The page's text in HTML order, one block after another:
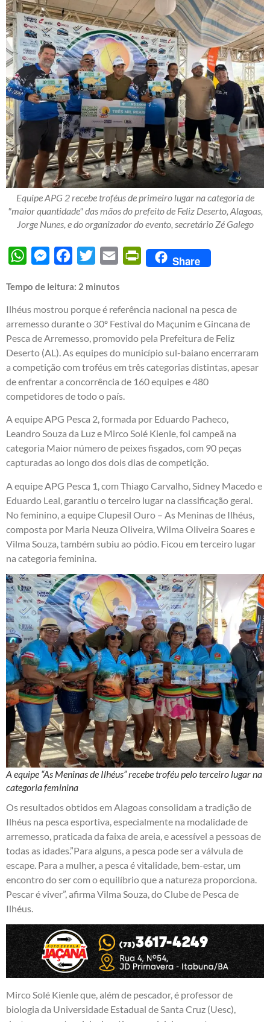
Equipe APG 2 recebe troféus de primeiro lugar na categoria de
"maior quantidade" das mãos do prefeito de Feliz Deserto, Alagoas,
Jorge Nunes, e do organizador do evento, secretário Zé Galego
WhatsAppMessengerFacebook
Twitter Email PrintFriendly
Share
Tempo de leitura: 2 minutos
Ilhéus mostrou porque é referência nacional na pesca de
arremesso durante o 30º Festival do Maçunim e Gincana de
Pesca de Arremesso, promovido pela Prefeitura de Feliz
Deserto (AL). As equipes do município sul-baiano encerraram
a competição com troféus em três categorias distintas, apesar
de enfrentar a concorrência de 160 equipes e 480
competidores de todo o país.
A equipe APG Pesca 2, formada por Eduardo Pacheco,
Leandro Souza da Luz e Mirco Solé Kienle, foi campeã na
categoria Maior número de peixes fisgados, com 90 peças
capturadas ao longo dos dois dias de competição.
A equipe APG Pesca 1, com Thiago Carvalho, Sidney Macedo e
Eduardo Leal, garantiu o terceiro lugar na classificação geral.
No feminino, a equipe Clupesil Ouro – As Meninas de Ilhéus,
composta por Maria Neuza Oliveira, Wilma Oliveira Soares e
Vilma Souza, também subiu ao pódio. Ficou em terceiro lugar
na categoria feminina.
A equipe “As Meninas de Ilhéus” recebe troféu pelo terceiro lugar na
categoria feminina
Os resultados obtidos em Alagoas consolidam a tradição de
Ilhéus na pesca esportiva, especialmente na modalidade de
arremesso, praticada da faixa de areia, e acessível a pessoas de
todas as idades.”Para alguns, a pesca pode ser a válvula de
escape. Para a mulher, a pesca é vitalidade, bem-estar, um
encontro do ser com o equilíbrio que a natureza proporciona.
Pescar é viver”, afirma Vilma Souza, do Clube de Pesca de
Ilhéus.
Mirco Solé Kienle que, além de pescador, é professor de
biologia da Universidade Estadual de Santa Cruz (Uesc),